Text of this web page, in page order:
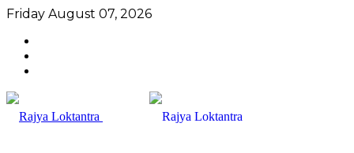
Friday August 07, 2026